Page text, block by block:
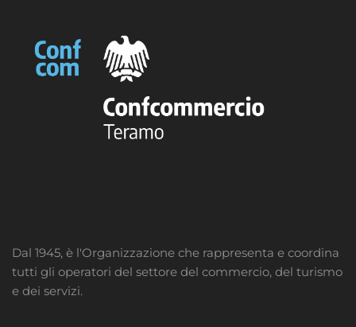
Dal 1945, è l'Organizzazione che rappresenta e coordina
tutti gli operatori del settore del commercio, del turismo
e dei servizi.